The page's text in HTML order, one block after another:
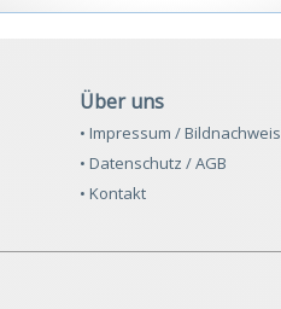
Über uns
• Impressum / Bildnachweis
• Datenschutz / AGB
• Kontakt